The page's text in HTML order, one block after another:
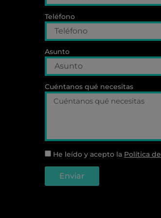
Teléfono
Asunto
Cuéntanos qué necesitas
He leído y acepto la Política
Enviar